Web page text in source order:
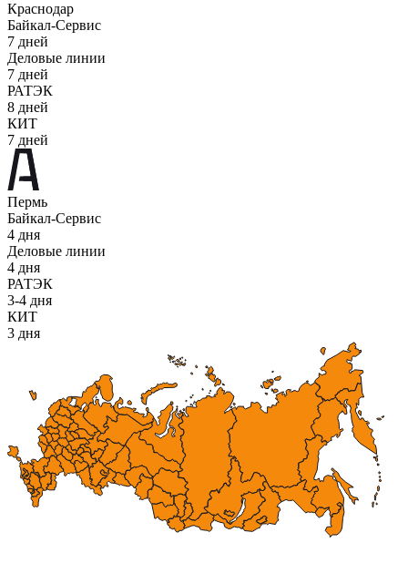
Краснодар
Байкал-Сервис
7 дней
Деловые линии
7 дней
РАТЭК
8 дней
КИТ
7 дней
Пермь
Байкал-Сервис
4 дня
Деловые линии
4 дня
РАТЭК
3-4 дня
КИТ
3 дня